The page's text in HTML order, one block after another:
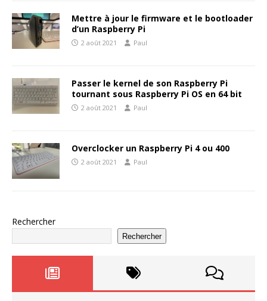
Mettre à jour le firmware et le bootloader
d’un Raspberry Pi
2 août 2021 Paul
Passer le kernel de son Raspberry Pi
tournant sous Raspberry Pi OS en 64 bit
2 août 2021 Paul
Overclocker un Raspberry Pi 4 ou 400
2 août 2021 Paul
Rechercher
Rechercher